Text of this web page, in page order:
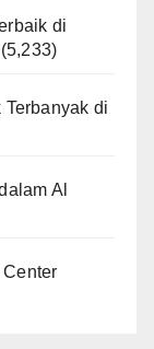
di
(5,233)
di
Al